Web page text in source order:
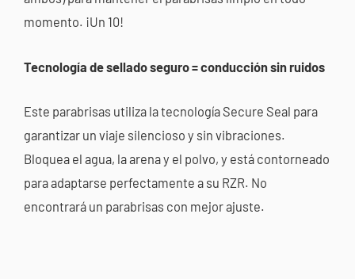
momento. ¡Un 10!
Tecnología de sellado seguro = conducción sin ruidos
Este parabrisas utiliza la tecnología Secure Seal para
garantizar un viaje silencioso y sin vibraciones.
Bloquea el agua, la arena y el polvo, y está contorneado
para adaptarse perfectamente a su RZR. No
encontrará un parabrisas con mejor ajuste.